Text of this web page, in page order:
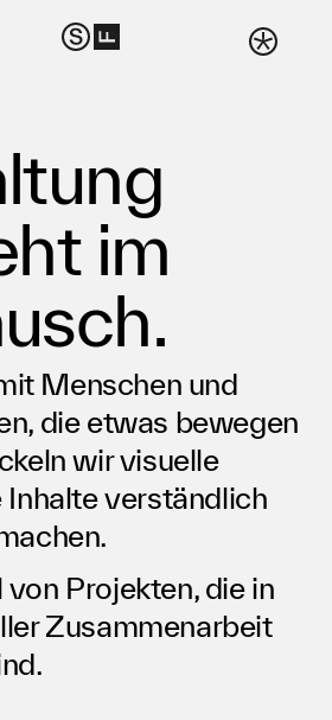
im
Menschen und
die etwas bewegen
wir visuelle
Inhalte verständlich
von Projekten, die in
Zusammenarbeit